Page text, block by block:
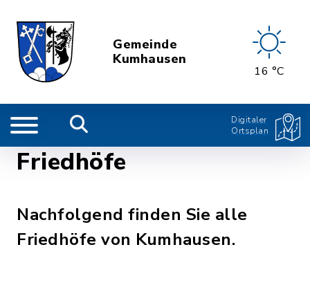
Gemeinde
Kumhausen
16 °C
Digitaler
Ortsplan
Friedhöfe
Nachfolgend finden Sie alle
Friedhöfe von Kumhausen.